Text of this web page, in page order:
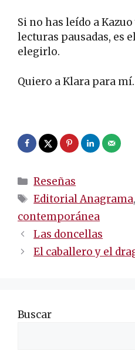
Si no has leído a
lecturas pausadas, es
elegirlo.
Quiero a Klara para mí.
Categorías
Reseñas
Etiquetas
Editorial Anagrama
contemporánea
Navegación
de
entradas
Las doncellas
El caballero y el
Buscar